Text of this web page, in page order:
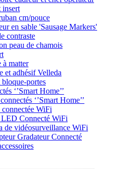
insert
cm/pouce
en sable 'Sausage Markers'
contraste
peau de chamois
à matter
et adhésif Velleda
bloque-portes
‘’Smart Home’’
‘’Smart Home’’
WiFi
Connecté WiFi
de vidéosurveillance WiFi
Gradateur Connecté